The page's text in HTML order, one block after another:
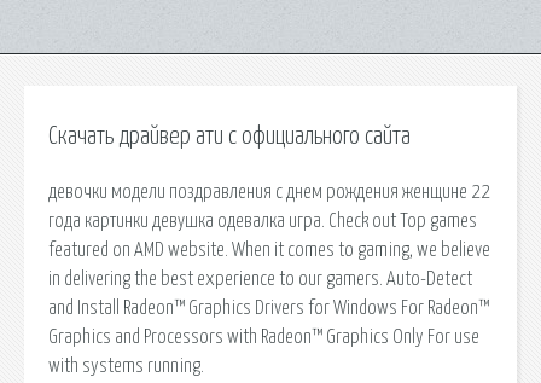
Скачать драйвер ати с официального сайта
девочки модели поздравления с днем рождения женщине 22
года картинки девушка одевалка игра. Check out Top games
featured on AMD website. When it comes to gaming, we believe
in delivering the best experience to our gamers. Auto-Detect
and Install Radeon™ Graphics Drivers for Windows For Radeon™
Graphics and Processors with Radeon™ Graphics Only For use
with systems running.